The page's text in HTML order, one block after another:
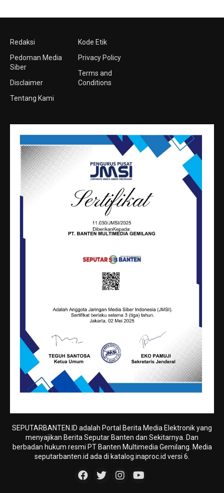
Redaksi
Pedoman Media
Siber
Disclaimer
Tentang Kami
Kode Etik
Privacy Policy
Terms and
Conditions
SEPUTARBANTEN.ID adalah Portal Berita Media Elektronik yang
menyajikan Berita Seputar Banten dan Sekitarnya. Dan
berbadan hukum resmi PT Banten Multimedia Gemilang. Media
seputarbanten.id ada di katalog.inaproc.id versi 6.